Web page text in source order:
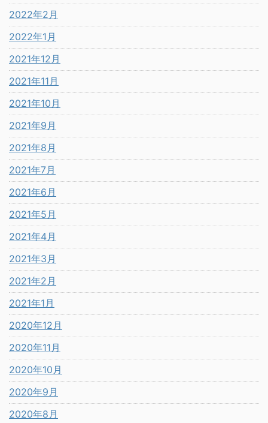
2022年2月
2022年1月
2021年12月
2021年11月
2021年10月
2021年9月
2021年8月
2021年7月
2021年6月
2021年5月
2021年4月
2021年3月
2021年2月
2021年1月
2020年12月
2020年11月
2020年10月
2020年9月
2020年8月